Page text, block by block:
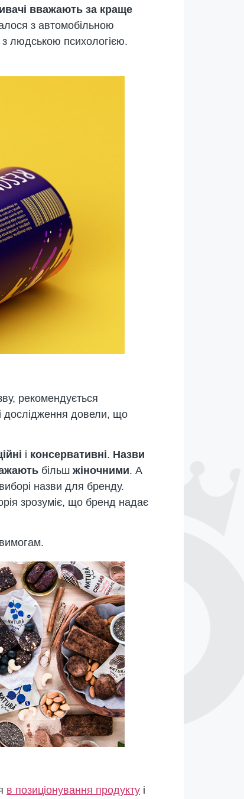
вважають за краще
з автомобільною
з людською психологією.
рекомендується
дослідження довели, що
і консервативні. Назви
більш жіночними. А
назви для бренду.
зрозуміє, що бренд надає
в позиціонування продукту і